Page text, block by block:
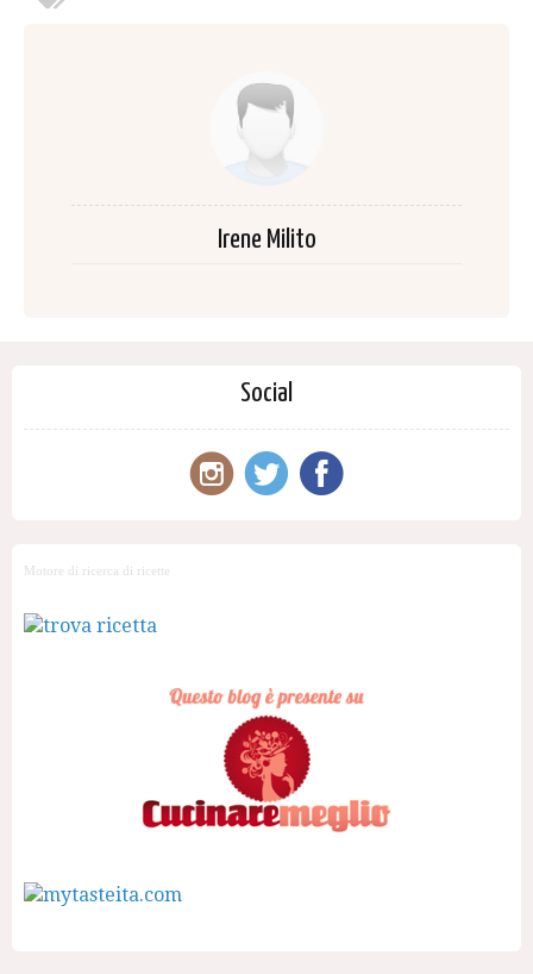
Irene Milito
Social
Motore di ricerca di ricette